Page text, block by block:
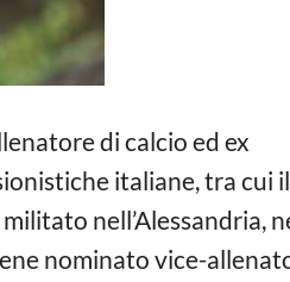
di calcio ed ex
italiane, tra cui il
nell’Alessandria,
nominato vice-